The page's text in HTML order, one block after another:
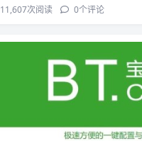
11,607次阅读 0个评论